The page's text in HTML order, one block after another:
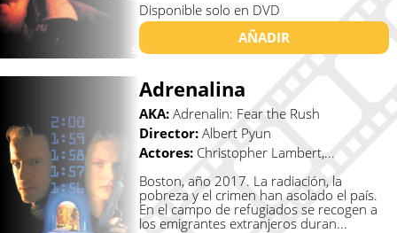
Disponible solo en DVD
AÑADIR
Adrenalina
AKA: Adrenalin: Fear the Rush
Director: Albert Pyun
Actores: Christopher Lambert,...
Boston, año 2017. La radiación, la
pobreza y el crimen han asolado el país.
En el campo de refugiados se recogen a
los emigrantes extranjeros duran...